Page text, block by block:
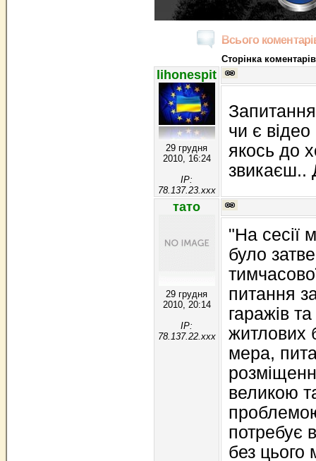
Всього
Сторінка
lihonespit
29 грудня
2010, 16:24
IP:
78.137.23.xxx
чи є
якось до
звикаєш..
тато
29 грудня
2010, 20:14
IP:
78.137.22.xxx
"На сесії
було
питання
гаражів
житлових
мера,
великою
потребує
без цього